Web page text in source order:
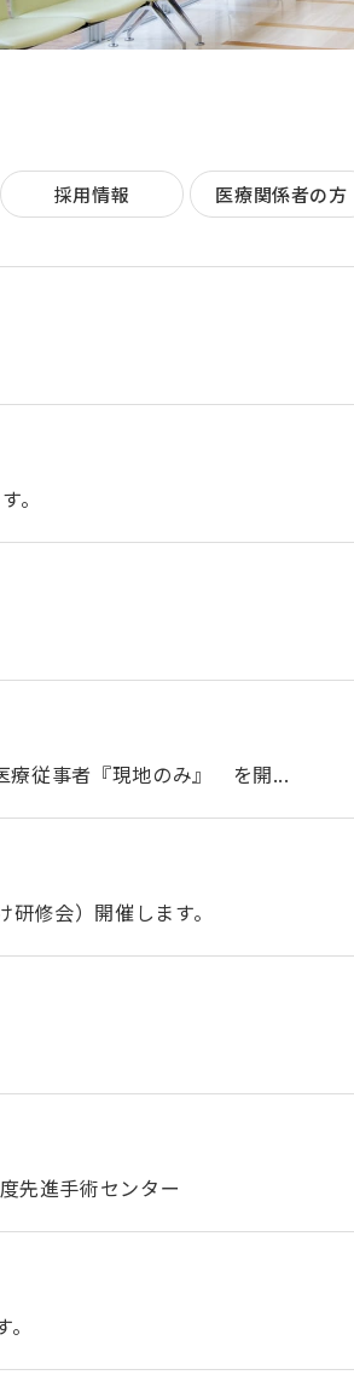
採用情報 医療関係者の方
。
療従事者『現地のみ』 を開...
修会）開催します。
先進手術センター